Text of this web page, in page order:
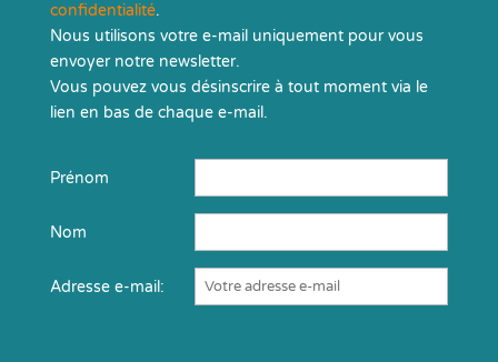
confidentialité.
Nous utilisons votre e-mail uniquement pour vous
envoyer notre newsletter.
Vous pouvez vous désinscrire à tout moment via le
lien en bas de chaque e-mail.
Prénom
Nom
Adresse e-mail: